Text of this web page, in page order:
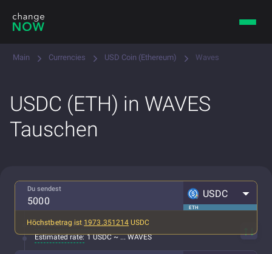
Main Currencies USD Coin (Ethereum) Waves
USDC (ETH) in WAVES
Tauschen
Du sendest
ETH
USDC
Höchstbetrag ist 1973.351214 USDC
Alle Gebühren inkl.
Estimated rate: 1 USDC ~ ... WAVES